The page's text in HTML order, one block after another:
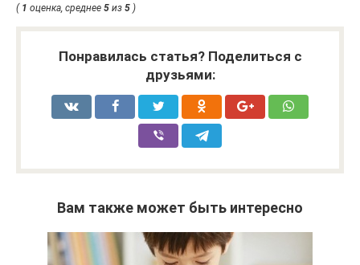
( 1 оценка, среднее 5 из 5 )
Понравилась статья? Поделиться с
друзьями:
Вам также может быть интересно